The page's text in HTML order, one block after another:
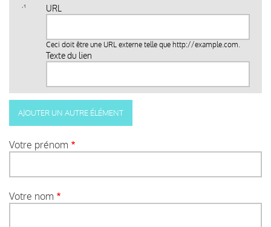
URL
Ceci doit être une URL externe telle que http://example.com.
Texte du lien
Votre prénom
Votre nom